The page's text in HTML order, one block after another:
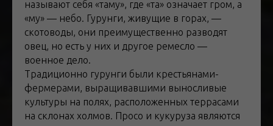
называют себя «таму», где «та» означает гром, а
«му» — небо. Гурунги, живущие в горах, —
скотоводы, они преимущественно разводят
овец, но есть у них и другое ремесло —
военное дело.
Традиционно гурунги были крестьянами-
фермерами, выращивавшими выносливые
культуры на полях, расположенных террасами
на склонах холмов. Просо и кукуруза являются